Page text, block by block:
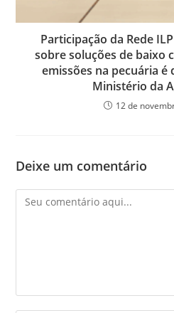
Participação da Rede
sobre soluções de baixo
emissões na pecuária é
Ministério da
12 de
Deixe um comentário